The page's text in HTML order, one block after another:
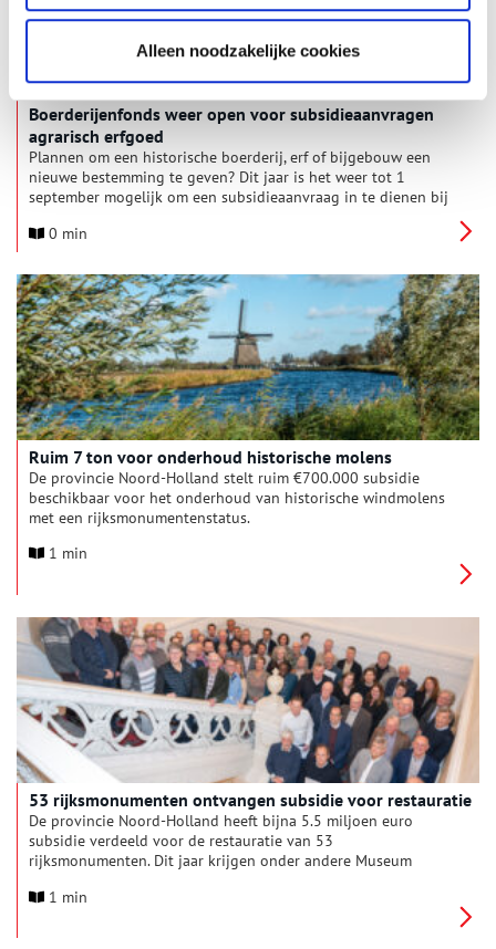
Alleen noodzakelijke cookies
Boerderijenfonds weer open voor subsidieaanvragen
agrarisch erfgoed
Plannen om een historische boerderij, erf of bijgebouw een
nieuwe bestemming te geven? Dit jaar is het weer tot 1
september mogelijk om een subsidieaanvraag in te dienen bij
0 min
Ruim 7 ton voor onderhoud historische molens
De provincie Noord-Holland stelt ruim €700.000 subsidie
beschikbaar voor het onderhoud van historische windmolens
met een rijksmonumentenstatus.
1 min
53 rijksmonumenten ontvangen subsidie voor restauratie
De provincie Noord-Holland heeft bijna 5.5 miljoen euro
subsidie verdeeld voor de restauratie van 53
rijksmonumenten. Dit jaar krijgen onder andere Museum
Oosthuizen (Edam-Volendam) en Fort Kudelstaart (Aalsmeer)
1 min